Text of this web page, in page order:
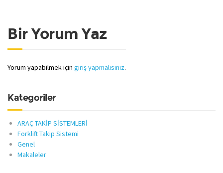
Bir Yorum Yaz
Yorum yapabilmek için giriş yapmalısınız.
Kategoriler
ARAÇ TAKİP SİSTEMLERİ
Forklift Takip Sistemi
Genel
Makaleler